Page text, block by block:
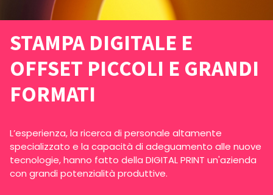
STAMPA DIGITALE E
OFFSET PICCOLI E GRANDI
FORMATI
L’esperienza, la ricerca di personale altamente
specializzato e la capacità di adeguamento alle nuove
tecnologie, hanno fatto della DIGITAL PRINT un'azienda
con grandi potenzialità produttive.